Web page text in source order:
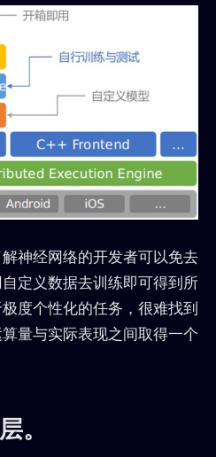
神经网络的开发者可以免去
定义数据去训练即可得到所
度个性化的任务，很难找到
量与实际表现之间取得一个
。